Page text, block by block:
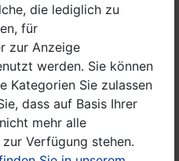
die lediglich zu
für
zur Anzeige
werden. Sie können
Kategorien Sie zulassen
dass auf Basis Ihrer
mehr alle
Verfügung stehen.
Tag des offenen Demkmals im
charakterische
Lebens.